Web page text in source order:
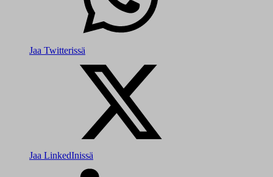
Jaa Twitterissä
Jaa LinkedInissä